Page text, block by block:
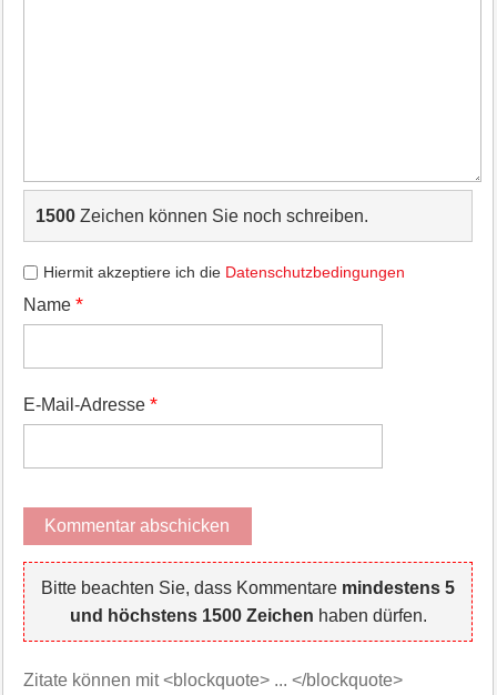
1500Zeichen können Sie noch schreiben.
Hiermit akzeptiere ich die Datenschutzbedingungen
Name *
E-Mail-Adresse *
Bitte beachten Sie, dass Kommentare mindestens 5
und höchstens 1500 Zeichen haben dürfen.
Zitate können mit <blockquote> ... </blockquote>